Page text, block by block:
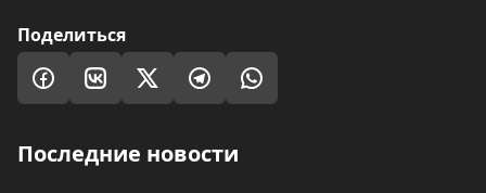
Поделиться
Последние новости